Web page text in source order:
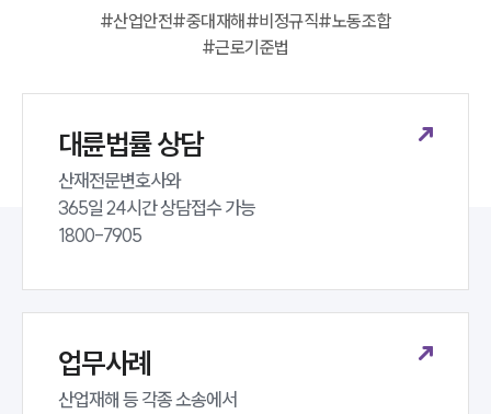
대륜법률상담예약
대륜법률상담예약
#산업안전#중대재해 #비정규직#노동조합
#근로기준법
대륜법률 상담
산재전문변호사와
365일 24시간 상담접수 가능
1800-7905
업무사례
산업재해 등 각종 소송에서